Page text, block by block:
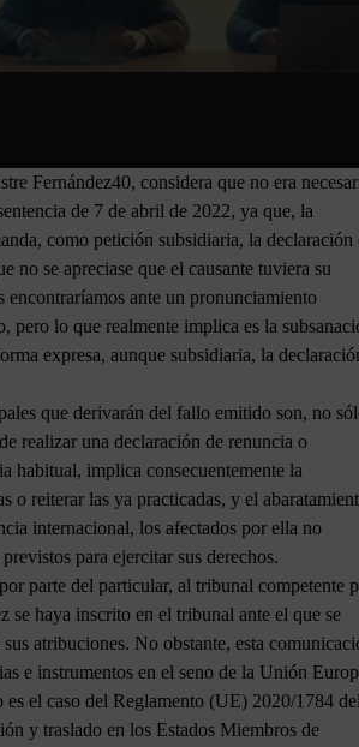
Fernández40, considera que no era
de 7 de abril de 2022, ya que, la
como petición subsidiaria, la declaración
no se apreciase que el causante tuviera su
ante un pronunciamiento
pero lo que realmente implica es la
expresa, aunque subsidiaria, la
que derivarán del fallo emitido son, no
realizar una declaración de renuncia o
habitual, implica consecuentemente la
o reiterar las ya practicadas, y el
internacional, los afectados por ella no
para ejercitar sus derechos.
parte del particular, al tribunal competente
se haya inscrito en el tribunal ante el que se
atribuciones. No obstante, esta
e instrumentos en el seno de la Unión
es el caso del Reglamento (UE) 2020/1784 del
y traslado en los Estados Miembros de